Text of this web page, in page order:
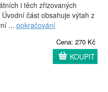
i těch zřizovaných
část obsahuje výtah z
... pokračování
Cena: 270 Kč
KOUPIT